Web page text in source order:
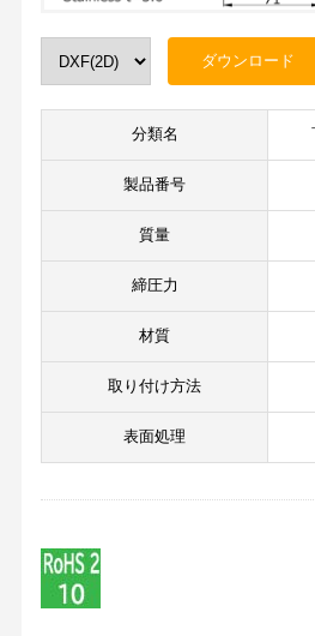
分類名
製品番号
質量
締圧力
材質
取り付け方法
表面処理